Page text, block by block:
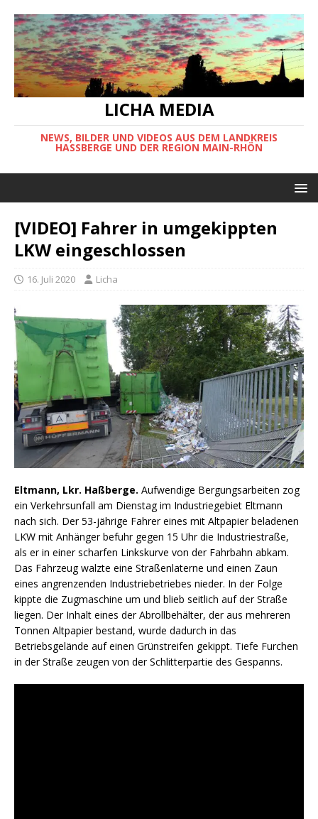
LICHA MEDIA
NEWS, BILDER UND VIDEOS AUS DEM LANDKREIS
HASSBERGE UND DER REGION MAIN-RHÖN
[VIDEO] Fahrer in umgekippten
LKW eingeschlossen
16. Juli 2020 Licha
Eltmann, Lkr. Haßberge. Aufwendige Bergungsarbeiten zog
ein Verkehrsunfall am Dienstag im Industriegebiet Eltmann
nach sich. Der 53-jährige Fahrer eines mit Altpapier beladenen
LKW mit Anhänger befuhr gegen 15 Uhr die Industriestraße,
als er in einer scharfen Linkskurve von der Fahrbahn abkam.
Das Fahrzeug walzte eine Straßenlaterne und einen Zaun
eines angrenzenden Industriebetriebes nieder. In der Folge
kippte die Zugmaschine um und blieb seitlich auf der Straße
liegen. Der Inhalt eines der Abrollbehälter, der aus mehreren
Tonnen Altpapier bestand, wurde dadurch in das
Betriebsgelände auf einen Grünstreifen gekippt. Tiefe Furchen
in der Straße zeugen von der Schlitterpartie des Gespanns.